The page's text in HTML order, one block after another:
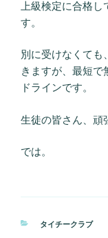
上級検定に合格
す。
別に受けなくても
きますが、最短で
ドラインです。
生徒の皆さん、頑
では。
カ
タイチークラブ